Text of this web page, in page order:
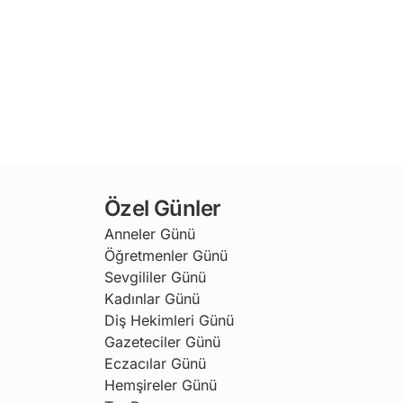
Özel Günler
Anneler Günü
Öğretmenler Günü
Sevgililer Günü
Kadınlar Günü
Diş Hekimleri Günü
Gazeteciler Günü
Eczacılar Günü
Hemşireler Günü